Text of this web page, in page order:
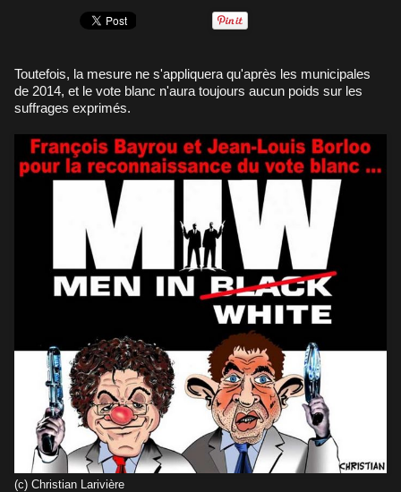
Toutefois, la mesure ne s'appliquera qu'après les municipales
de 2014, et le vote blanc n'aura toujours aucun poids sur les
suffrages exprimés.
(c) Christian Larivière